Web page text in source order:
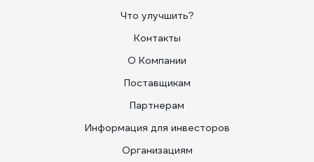
Что улучшить?
Контакты
О Компании
Поставщикам
Партнерам
Информация для инвесторов
Организациям